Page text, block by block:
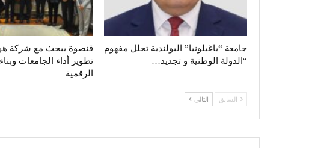
جامعة “ياغيلونيا” البولندية تحلل مفهوم
“الدولة الوطنية و تجديد…
قنصوة يبحث مع شركة
تطوير أداء الجامعات وبناء
الرقمية
السابق التالي